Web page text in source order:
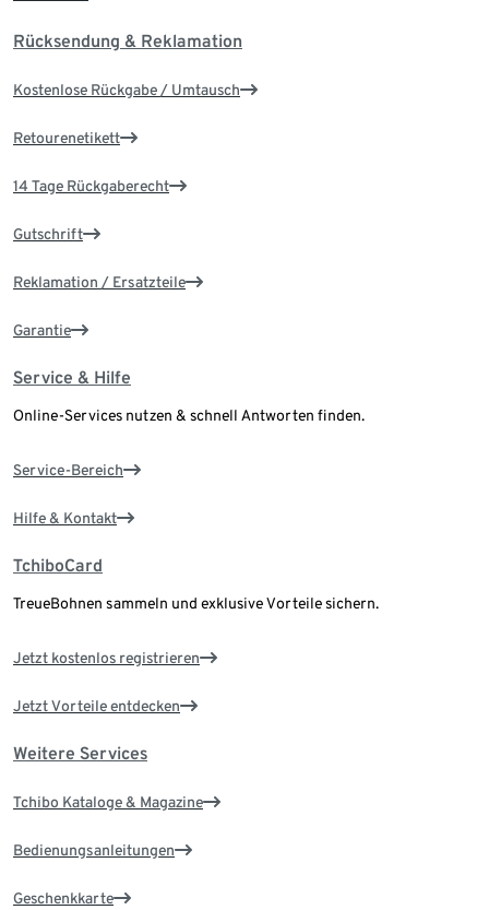
Rücksendung & Reklamation
Kostenlose Rückgabe / Umtausch
Retourenetikett
14 Tage Rückgaberecht
Gutschrift
Reklamation / Ersatzteile
Garantie
Service & Hilfe
Online-Services nutzen & schnell Antworten finden.
Service-Bereich
Hilfe & Kontakt
TchiboCard
TreueBohnen sammeln und exklusive Vorteile sichern.
Jetzt kostenlos registrieren
Jetzt Vorteile entdecken
Weitere Services
Tchibo Kataloge & Magazine
Bedienungsanleitungen
Geschenkkarte